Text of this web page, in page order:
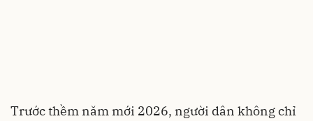
Trước thềm năm mới 2026, người dân không chỉ